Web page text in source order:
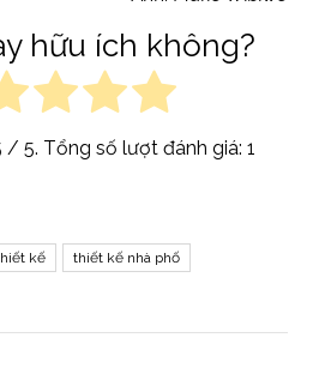
hữu ích không?
/ 5. Tổng số lượt đánh giá:1
kế thiết kế nhà phố